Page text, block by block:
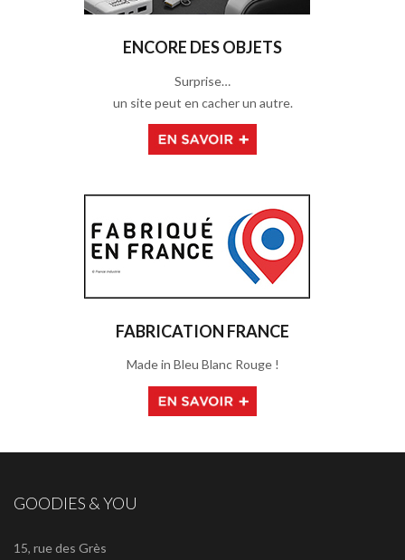
ENCORE DES OBJETS
Surprise…
un site peut en cacher un autre.
FABRICATION FRANCE
Made in Bleu Blanc Rouge !
GOODIES & YOU
15, rue des Grès